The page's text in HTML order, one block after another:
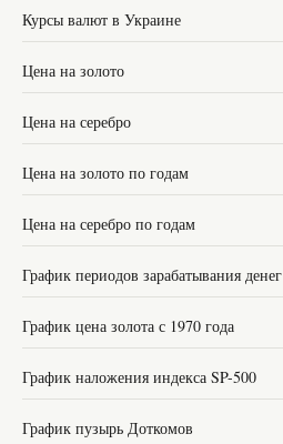
Курсы валют в Украине
Цена на золото
Цена на серебро
Цена на золото по годам
Цена на серебро по годам
График периодов зарабатывания денег
График цена золота с 1970 года
График наложения индекса SP-500
График пузырь Доткомов